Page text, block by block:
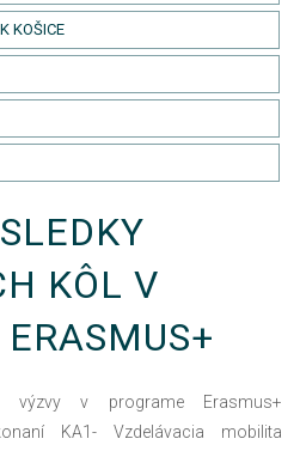
KOŠICE
KÔL V
výzvy v programe Erasmus+
KA1- Vzdelávacia mobilita